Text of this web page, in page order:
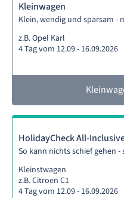
Kleinwagen
Klein, wendig und sparsam -
z.B. Opel Karl
4 Tag vom 12.09 - 16.09.2026
HolidayCheck All-
So kann nichts schief gehen
Kleinstwagen
z.B. Citroen C1
4 Tag vom 12.09 - 16.09.2026